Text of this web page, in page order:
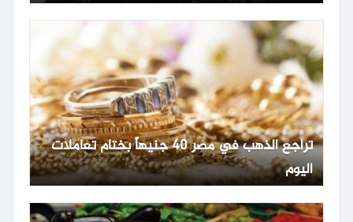
تراجع الذهب في مصر 40 جنيهاً بختام تعاملات
اليوم